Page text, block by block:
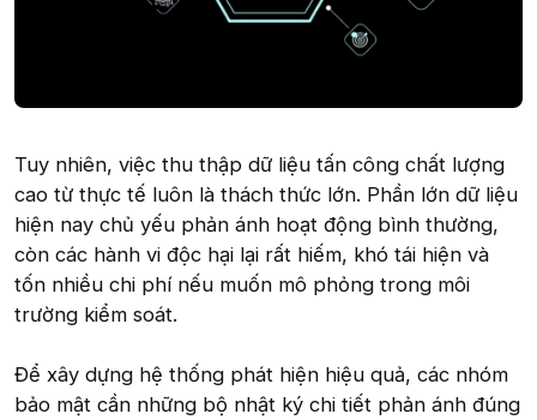
Tuy nhiên, việc thu thập dữ liệu tấn công chất lượng
cao từ thực tế luôn là thách thức lớn. Phần lớn dữ liệu
hiện nay chủ yếu phản ánh hoạt động bình thường,
còn các hành vi độc hại lại rất hiếm, khó tái hiện và
tốn nhiều chi phí nếu muốn mô phỏng trong môi
trường kiểm soát.
Để xây dựng hệ thống phát hiện hiệu quả, các nhóm
bảo mật cần những bộ nhật ký chi tiết phản ánh đúng